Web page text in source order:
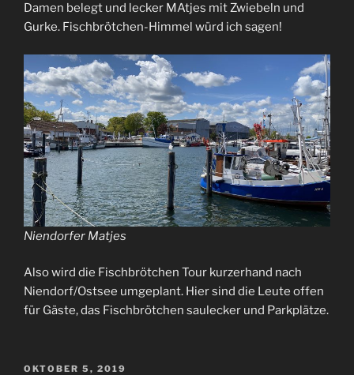
Damen belegt und lecker MAtjes mit Zwiebeln und
Gurke. Fischbrötchen-Himmel würd ich sagen!
Niendorfer Matjes
Also wird die Fischbrötchen Tour kurzerhand nach
Niendorf/Ostsee umgeplant. Hier sind die Leute offen
für Gäste, das Fischbrötchen saulecker und Parkplätze.
VERÖFFENTLICHT
OKTOBER 5, 2019